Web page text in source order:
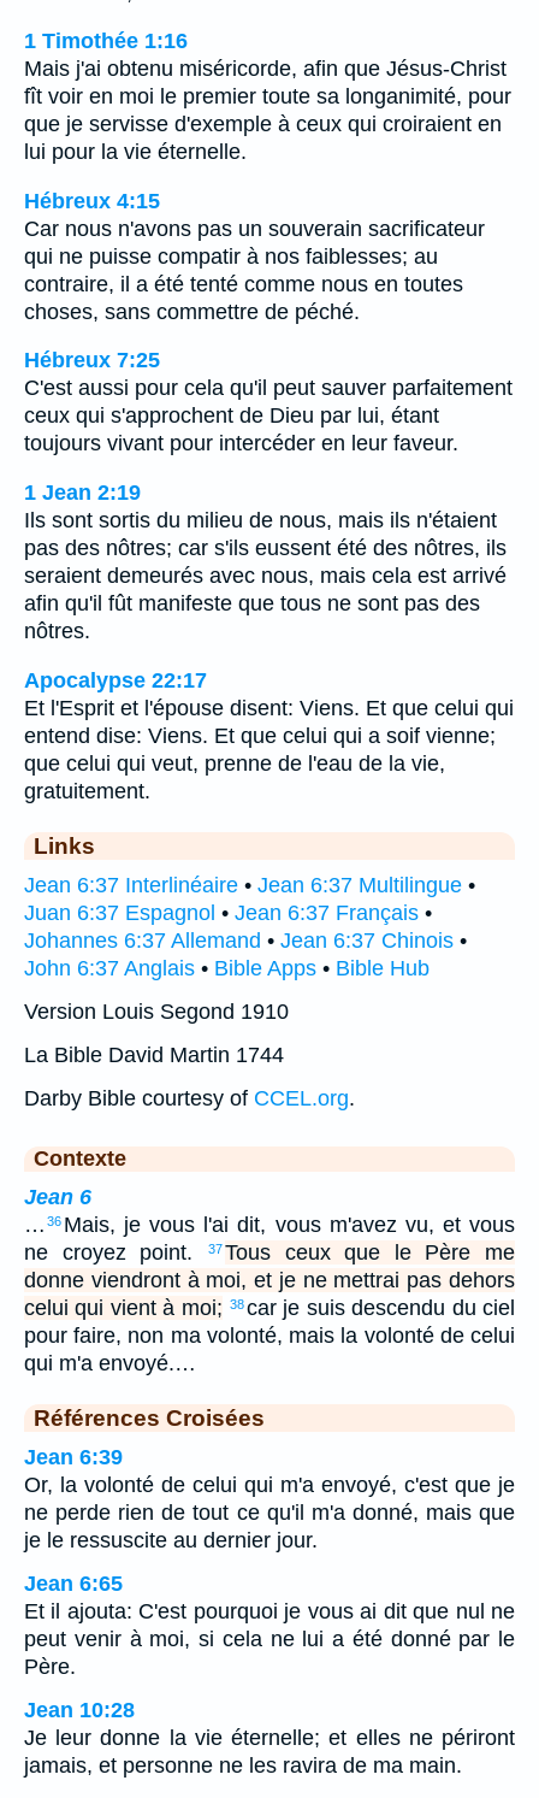
1 Timothée 1:16
Mais j'ai obtenu miséricorde, afin que Jésus-Christ
fît voir en moi le premier toute sa longanimité, pour
que je servisse d'exemple à ceux qui croiraient en
lui pour la vie éternelle.
Hébreux 4:15
Car nous n'avons pas un souverain sacrificateur
qui ne puisse compatir à nos faiblesses; au
contraire, il a été tenté comme nous en toutes
choses, sans commettre de péché.
Hébreux 7:25
C'est aussi pour cela qu'il peut sauver parfaitement
ceux qui s'approchent de Dieu par lui, étant
toujours vivant pour intercéder en leur faveur.
1 Jean 2:19
Ils sont sortis du milieu de nous, mais ils n'étaient
pas des nôtres; car s'ils eussent été des nôtres, ils
seraient demeurés avec nous, mais cela est arrivé
afin qu'il fût manifeste que tous ne sont pas des
nôtres.
Apocalypse 22:17
Et l'Esprit et l'épouse disent: Viens. Et que celui qui
entend dise: Viens. Et que celui qui a soif vienne;
que celui qui veut, prenne de l'eau de la vie,
gratuitement.
Links
Jean 6:37 Interlinéaire • Jean 6:37 Multilingue •
Juan 6:37 Espagnol • Jean 6:37 Français •
Johannes 6:37 Allemand • Jean 6:37 Chinois •
John 6:37 Anglais • Bible Apps • Bible Hub
Version Louis Segond 1910
La Bible David Martin 1744
Darby Bible courtesy of CCEL.org.
Contexte
Jean 6
… 36 Mais, je vous l'ai dit, vous m'avez vu, et vous
ne croyez point.
37Tous ceux que le Père me
donne viendront à moi, et je ne mettrai pas dehors
celui qui vient à moi; 38car je suis descendu du ciel
pour faire, non ma volonté, mais la volonté de celui
qui m'a envoyé.…
Références Croisées
Jean 6:39
Or, la volonté de celui qui m'a envoyé, c'est que je
ne perde rien de tout ce qu'il m'a donné, mais que
je le ressuscite au dernier jour.
Jean 6:65
Et il ajouta: C'est pourquoi je vous ai dit que nul ne
peut venir à moi, si cela ne lui a été donné par le
Père.
Jean 10:28
Je leur donne la vie éternelle; et elles ne périront
jamais, et personne ne les ravira de ma main.